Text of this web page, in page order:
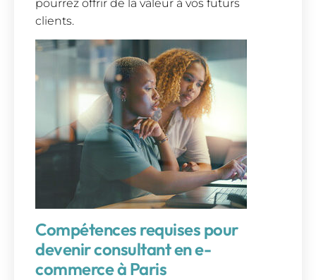
pourrez offrir de la valeur à vos futurs
clients.
Compétences requises pour
devenir consultant en e-
commerce à Paris